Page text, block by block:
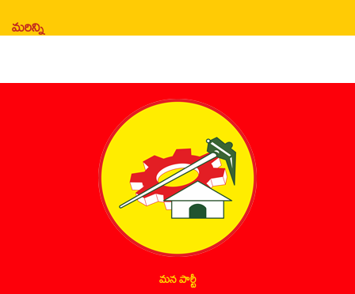
మరిన్ని
మన పార్టీ